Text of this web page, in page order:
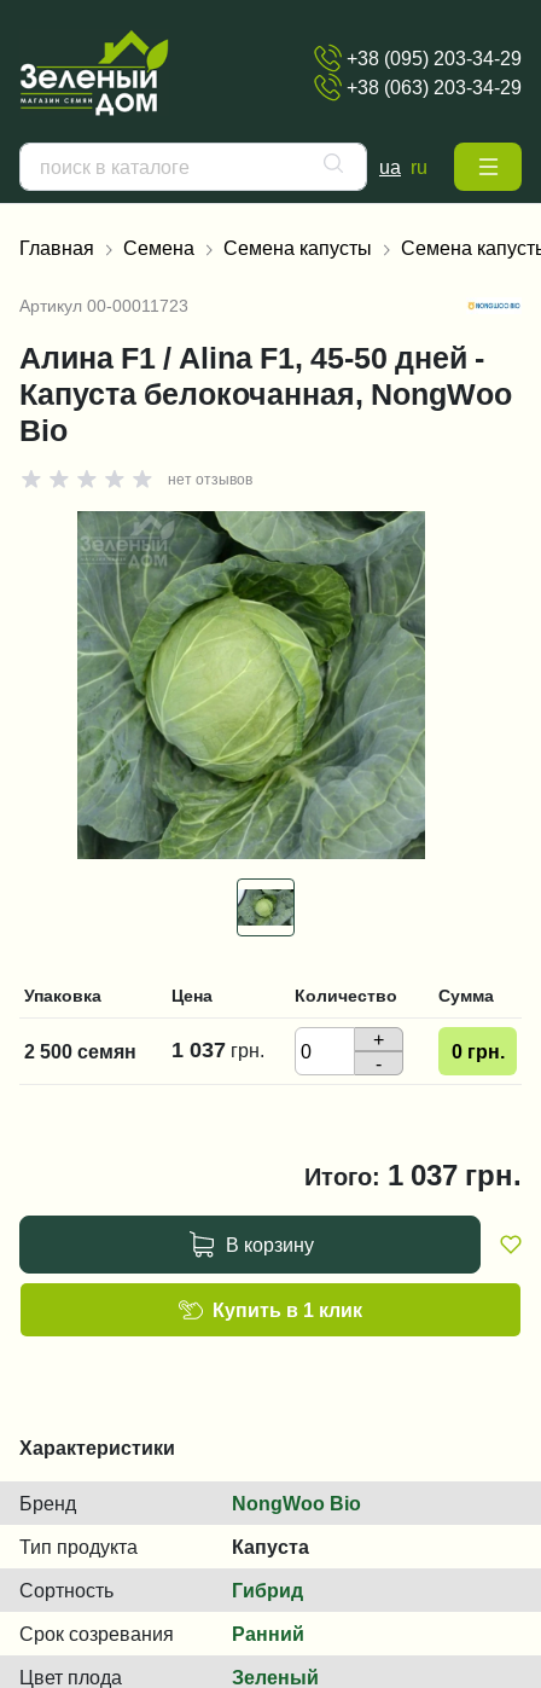
+38 (095) 203-34-29
+38 (063) 203-34-29
ua ru
Главная Семена Семена капусты Семена
Артикул 00-00011723
Алина F1 / Alina F1, 45-50 дней -
Капуста белокочанная, NongWoo
Bio
нет отзывов
Упаковка Цена Количество Сумма
2 500 семян 1 037 грн.
+
-
0 грн.
Итого: 1 037 грн.
В корзину
Купить в 1 клик
Характеристики
Бренд NongWoo Bio
Тип продукта Капуста
Сортность Гибрид
Срок созревания Ранний
Цвет плода Зеленый